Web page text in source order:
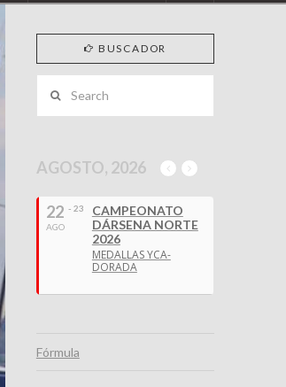
SOUTH AMERICAN STAR 2026
BUSCADOR
AGOSTO, 2026
22
AGO
- 23
CAMPEONATO
DÁRSENA NORTE
2026
MEDALLAS YCA-
DORADA
Fórmula